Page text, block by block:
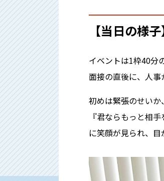
【当日の様
イベントは1枠40分
面接の直後に、人事
初めは緊張のせいか
『君ならもっと相
に笑顔が見られ、目